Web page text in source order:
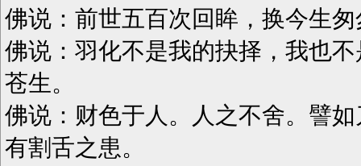
佛说：前世五百次回眸，换今生
佛说：羽化不是我的抉择，我也
苍生。
佛说：财色于人。人之不舍。譬
有割舌之患。